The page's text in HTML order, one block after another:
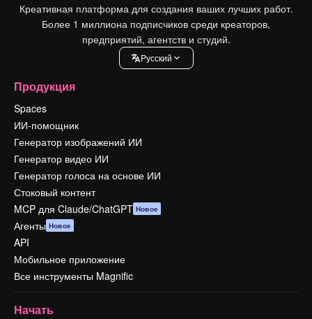
Креативная платформа для создания ваших лучших работ.
Более 1 миллиона подписчиков среди креаторов,
предприятий, агентств и студий.
Pусский
Продукция
Spaces
ИИ-помощник
Генератор изображений ИИ
Генератор видео ИИ
Генератор голоса на основе ИИ
Стоковый контент
MCP для Claude/ChatGPT Новое
Агенты Новое
API
Мобильное приложение
Все инструменты Magnific
Начать